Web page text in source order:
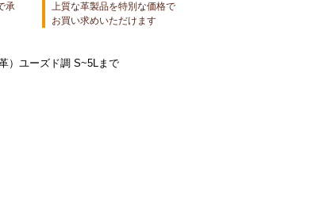
承
上質な革製品を特別な価格で
お買い求めいただけます
）ユーズド調 S~5Lまで